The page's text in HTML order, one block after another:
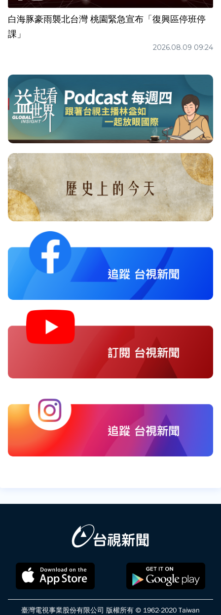
白海豚豪雨襲北台灣 桃園緊急宣布「復興區停班停
課」
2026.08.09 09:24
臺灣電視事業股份有限公司 版權所有 © 1962-2020 Taiwan